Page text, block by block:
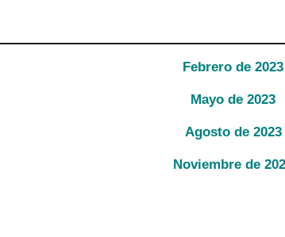
Febrero de2023
Mayo de2023
Agostode 2023
Noviembre de